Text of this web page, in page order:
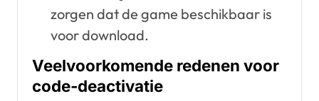
zorgen dat de game beschikbaar is
voor download.
Veelvoorkomende redenen voor
code-deactivatie